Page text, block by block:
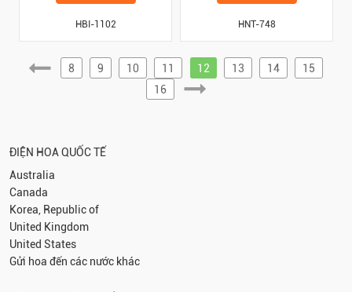
HBI-1102 HNT-748
8 9 10 11 12 13 14
15
16
ĐIỆN HOA QUỐC TẾ
Australia
Canada
Korea, Republic of
United Kingdom
United States
Gửi hoa đến các nước khác